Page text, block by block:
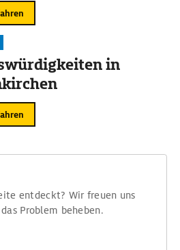
in
entdeckt? Wir freuen uns
Problem beheben.